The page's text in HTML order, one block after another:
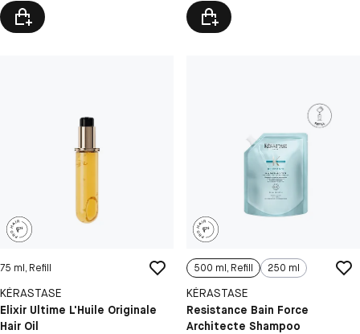
75 ml, Refill
KÉRASTASE
Elixir Ultime L'Huile Originale
Hair Oil
500 ml, Refill 250 ml
KÉRASTASE
Resistance Bain Force
Architecte Shampoo